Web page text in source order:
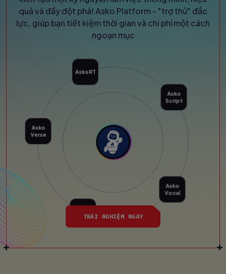
quả và đầy đột phá! Asko Platform - "trợ thủ" đắc
lực, giúp bạn tiết kiệm thời gian và chi phí một cách
ngoạn mục
AskoRT
Vocal
Asko
Brief
Asko
Verse
TRẢI NGHIỆM NGAY